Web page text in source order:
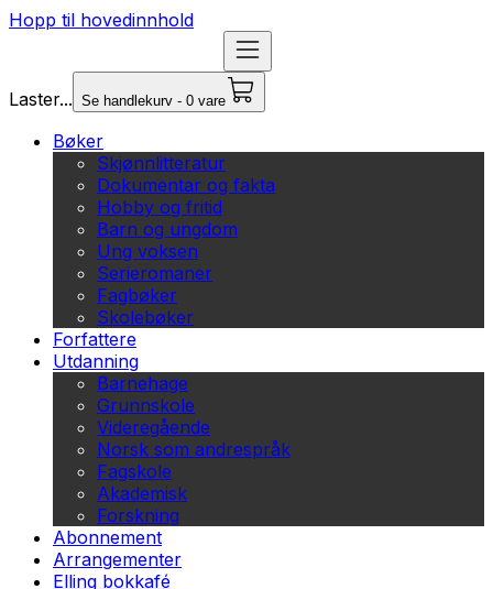
Hopp til hovedinnhold
Laster... Se handlekurv - 0 vare
Bøker
Skjønnlitteratur
Dokumentar og fakta
Hobby og fritid
Barn og ungdom
Ung voksen
Serieromaner
Fagbøker
Skolebøker
Forfattere
Utdanning
Barnehage
Grunnskole
Videregående
Norsk som andrespråk
Fagskole
Akademisk
Forskning
Abonnement
Arrangementer
Elling bokkafé